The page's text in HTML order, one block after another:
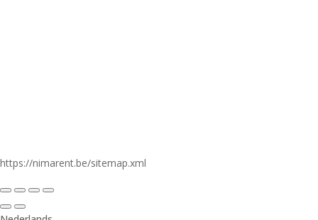
https://nimarent.be/sitemap.xml